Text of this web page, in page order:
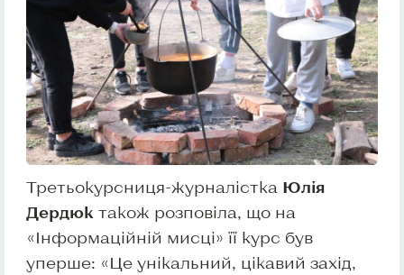
Третьокурсниця-журналістка Юлія
Дердюк також розповіла, що на
«Інформаційній мисці» її курс був
уперше: «Це унікальний, цікавий захід,